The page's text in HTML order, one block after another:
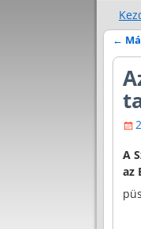
←
A
az